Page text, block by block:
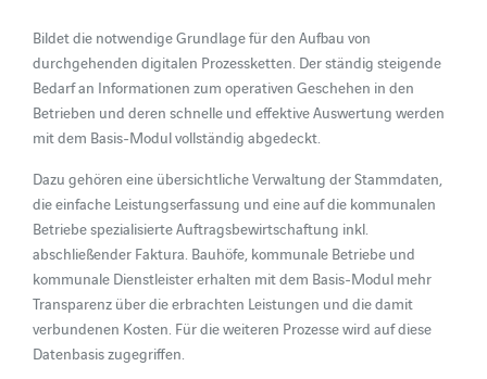
Bildet die notwendige Grundlage für den Aufbau von
durchgehenden digitalen Prozessketten. Der ständig steigende
Bedarf an Informationen zum operativen Geschehen in den
Betrieben und deren schnelle und effektive Auswertung werden
mit dem Basis-Modul vollständig abgedeckt.
Dazu gehören eine übersichtliche Verwaltung der Stammdaten,
die einfache Leistungserfassung und eine auf die kommunalen
Betriebe spezialisierte Auftragsbewirtschaftung inkl.
abschließender Faktura. Bauhöfe, kommunale Betriebe und
kommunale Dienstleister erhalten mit dem Basis-Modul mehr
Transparenz über die erbrachten Leistungen und die damit
verbundenen Kosten. Für die weiteren Prozesse wird auf diese
Datenbasis zugegriffen.